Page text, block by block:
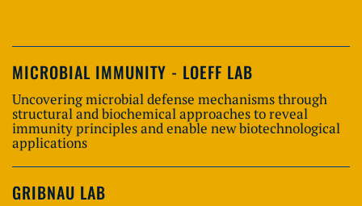
MICROBIAL IMMUNITY - LOEFF LAB
Uncovering microbial defense mechanisms through
structural and biochemical approaches to reveal
immunity principles and enable new biotechnological
applications
GRIBNAU LAB